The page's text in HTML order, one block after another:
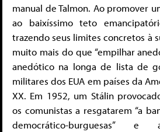
manual de Talmon. Ao promover
ao baixíssimo teto
trazendo seus limites concretos à
muito mais do que “empilhar
anedótico na longa de lista de
militares dos EUA em países da
XX. Em 1952, um Stálin
os comunistas a resgatarem “a
democrático-burguesas”